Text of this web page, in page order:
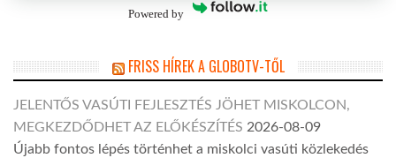
Powered by
FRISS HÍREK A GLOBOTV-TŐL
JELENTŐS VASÚTI FEJLESZTÉS JÖHET MISKOLCON,
MEGKEZDŐDHET AZ ELŐKÉSZÍTÉS 2026-08-09
Újabb fontos lépés történhet a miskolci vasúti közlekedés